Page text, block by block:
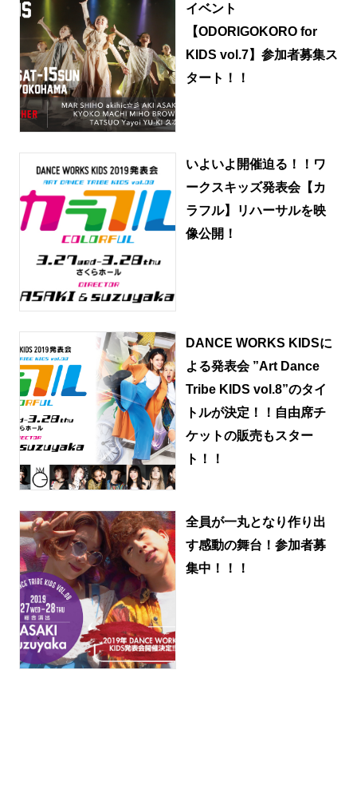
イベント
【ODORIGOKORO for
KIDS vol.7】参加者募集ス
タート！！
いよいよ開催迫る！！ワ
ークスキッズ発表会【カ
ラフル】リハーサルを映
像公開！
DANCE WORKS KIDSに
よる発表会 ”Art Dance
Tribe KIDS vol.8”のタイ
トルが決定！！自由席チ
ケットの販売もスター
ト！！
全員が一丸となり作り出
す感動の舞台！参加者募
集中！！！